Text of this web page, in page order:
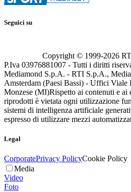
Seguici su
Copyright © 1999-2026
P.Iva 03976881007 - Tutti i diritti
Mediamond S.p.A. - RTI S.p.A.,
Amsterdam (Paesi Bassi) - Uffici
Monzese (MI)Rispetto ai contenuti e ai
riprodotti è vietata ogni utilizzazione
sistemi di intelligenza artificiale
espresso di utilizzare mezzi
Legal
CorporatePrivacy PolicyCookie Policy
Media
Video
Foto